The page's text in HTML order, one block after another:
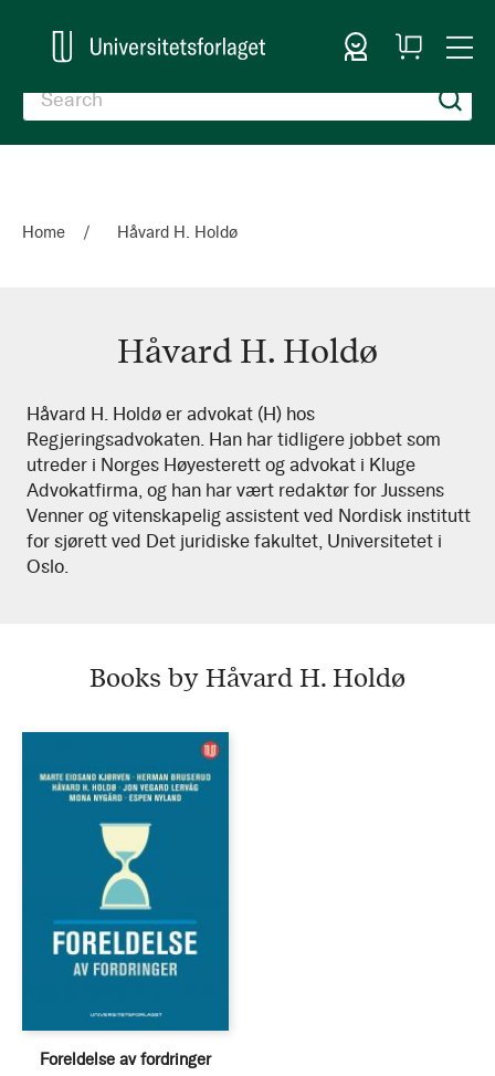
Sign In
My
Cart
Home Håvard H. Holdø
Håvard H. Holdø
Håvard
H.
Holdø
Håvard H. Holdø er advokat (H) hos
Regjeringsadvokaten. Han har tidligere jobbet som
utreder i Norges Høyesterett og advokat i Kluge
Advokatfirma, og han har vært redaktør for Jussens
Venner og vitenskapelig assistent ved Nordisk institutt
for sjørett ved Det juridiske fakultet, Universitetet i
Oslo.
Books by Håvard H. Holdø
Foreldelse av fordringer